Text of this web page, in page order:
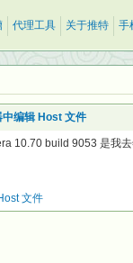
代理工具 关于推特 手
编辑 Host 文件
10.70 build 9053 是我
文件